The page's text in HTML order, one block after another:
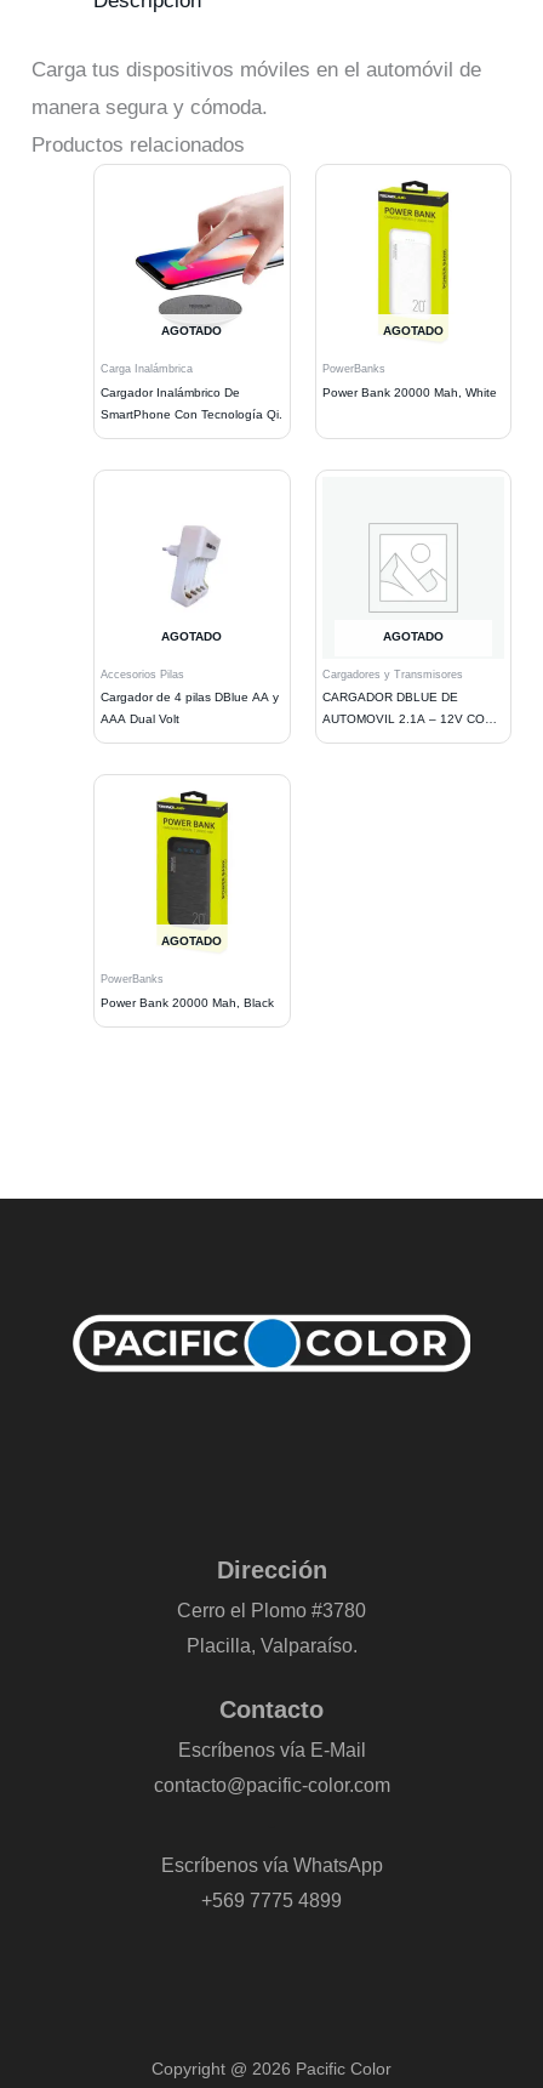
Carga tus dispositivos móviles en el automóvil de
manera segura y cómoda.
Productos relacionados
AGOTADO
Carga Inalámbrica
Cargador Inalámbrico De
SmartPhone Con Tecnología Qi.
AGOTADO
PowerBanks
Power Bank 20000 Mah, White
AGOTADO
Accesorios Pilas
Cargador de 4 pilas DBlue AA y
AAA Dual Volt
AGOTADO
Cargadores y Transmisores
CARGADOR DBLUE DE
AUTOMOVIL 2.1A – 12V CON 2
PUERTOS USB Y CABLE IOS,
AGOTADO
PowerBanks
Power Bank 20000 Mah, Black
Dirección
Cerro el Plomo #3780
Placilla, Valparaíso.
Contacto
Escríbenos vía E-Mail
contacto@pacific-color.com
Escríbenos vía WhatsApp
+569 7775 4899
Copyright @ 2026 Pacific Color